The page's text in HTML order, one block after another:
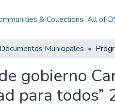
& Collections All of
Documentos Municipales
gobierno
para todos”